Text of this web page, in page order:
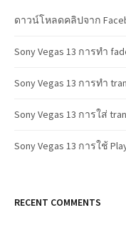
ดาวน์โหลดคลิปจาก
Sony Vegas 13 การทำ
Sony Vegas 13 การทำ
Sony Vegas 13 การใส่
Sony Vegas 13 การใช้
RECENT COMMENTS